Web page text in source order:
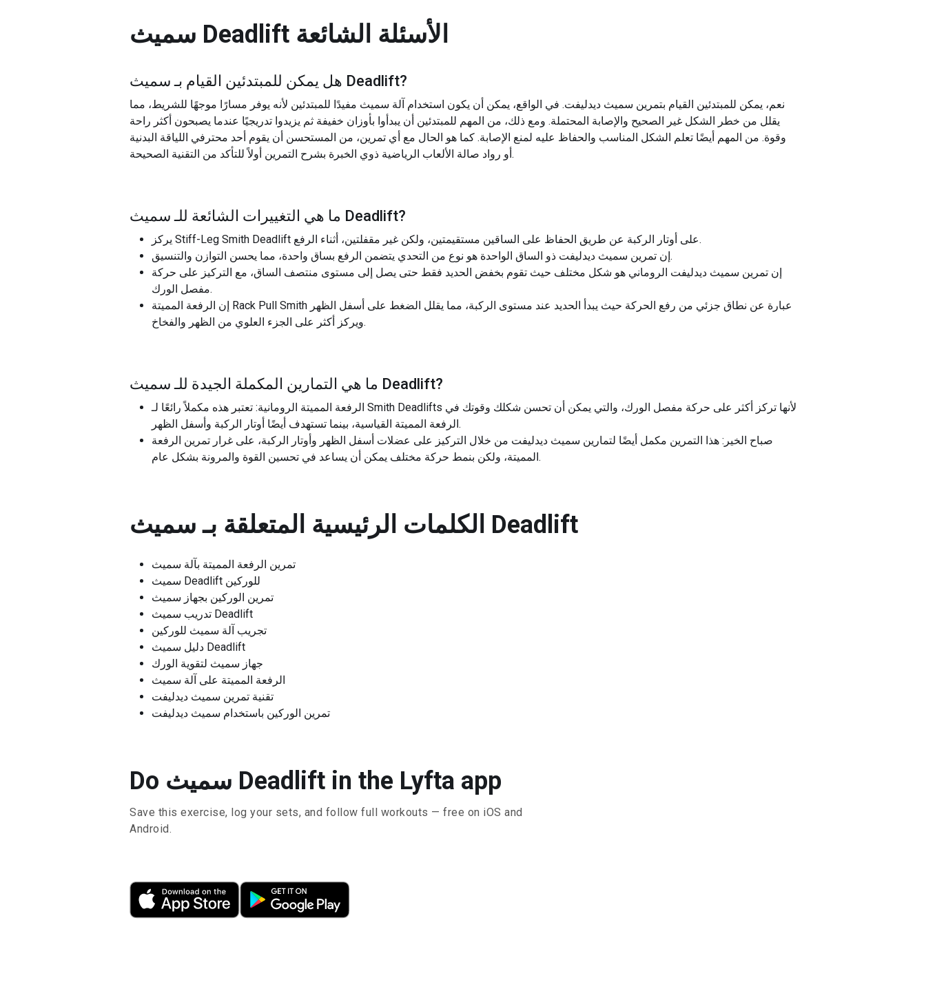
سميث Deadlift الأسئلة الشائعة
هل يمكن للمبتدئين القيام بـ سميث Deadlift?
نعم، يمكن للمبتدئين القيام بتمرين سميث ديدليفت. في الواقع، يمكن أن يكون استخدام آلة سميث مفيدًا للمبتدئين لأنه يوفر مسارًا موجهًا للشريط، مما
يقلل من خطر الشكل غير الصحيح والإصابة المحتملة. ومع ذلك، من المهم للمبتدئين أن يبدأوا بأوزان خفيفة ثم يزيدوا تدريجيًا عندما يصبحون أكثر راحة
وقوة. من المهم أيضًا تعلم الشكل المناسب والحفاظ عليه لمنع الإصابة. كما هو الحال مع أي تمرين، من المستحسن أن يقوم أحد محترفي اللياقة البدنية
أو رواد صالة الألعاب الرياضية ذوي الخبرة بشرح التمرين أولاً للتأكد من التقنية الصحيحة.
ما هي التغييرات الشائعة للـ سميث Deadlift?
يركز Stiff-Leg Smith Deadlift على أوتار الركبة عن طريق الحفاظ على الساقين مستقيمتين، ولكن غير مقفلتين، أثناء الرفع.
إن تمرين سميث ديدليفت ذو الساق الواحدة هو نوع من التحدي يتضمن الرفع بساق واحدة، مما يحسن التوازن والتنسيق.
إن تمرين سميث ديدليفت الروماني هو شكل مختلف حيث تقوم بخفض الحديد فقط حتى يصل إلى مستوى منتصف الساق، مع التركيز على حركة
مفصل الورك.
إن الرفعة المميتة Rack Pull Smith عبارة عن نطاق جزئي من رفع الحركة حيث يبدأ الحديد عند مستوى الركبة، مما يقلل الضغط على أسفل الظهر
ويركز أكثر على الجزء العلوي من الظهر والفخاخ.
ما هي التمارين المكملة الجيدة للـ سميث Deadlift?
الرفعة المميتة الرومانية: تعتبر هذه مكملاً رائعًا لـ Smith Deadlifts لأنها تركز أكثر على حركة مفصل الورك، والتي يمكن أن تحسن شكلك وقوتك في
الرفعة المميتة القياسية، بينما تستهدف أيضًا أوتار الركبة وأسفل الظهر.
صباح الخير: هذا التمرين مكمل أيضًا لتمارين سميث ديدليفت من خلال التركيز على عضلات أسفل الظهر وأوتار الركبة، على غرار تمرين الرفعة
المميتة، ولكن بنمط حركة مختلف يمكن أن يساعد في تحسين القوة والمرونة بشكل عام.
الكلمات الرئيسية المتعلقة بـ سميث Deadlift
تمرين الرفعة المميتة بآلة سميث
سميث Deadlift للوركين
تمرين الوركين بجهاز سميث
تدريب سميث Deadlift
تجريب آلة سميث للوركين
دليل سميث Deadlift
جهاز سميث لتقوية الورك
الرفعة المميتة على آلة سميث
تقنية تمرين سميث ديدليفت
تمرين الوركين باستخدام سميث ديدليفت
Do سميث Deadlift in the Lyfta app
Save this exercise, log your sets, and follow full workouts — free on iOS and
Android.